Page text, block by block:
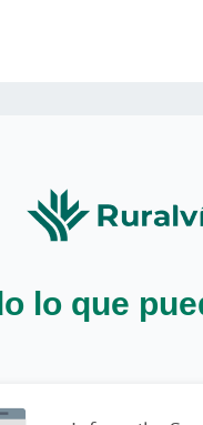
lo que